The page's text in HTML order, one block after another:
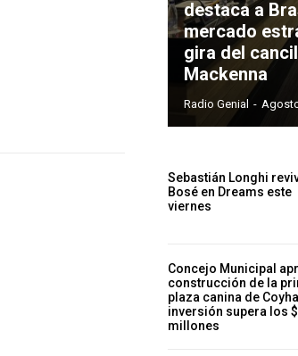
destaca a
mercado
gira del
Mackenna
Radio Genial -
Sebastián Longhi
Bosé en Dreams este
viernes
Concejo Municipal
construcción de la
plaza canina de
inversión supera los
millones